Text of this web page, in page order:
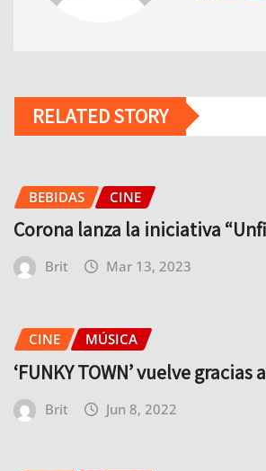
RELATED STORY
BEBIDAS CINE
Corona lanza la iniciativa
Brit Mar 13, 2023
CINE MÚSICA
‘FUNKY TOWN’ vuelve gracias
Brit Jun 8, 2022